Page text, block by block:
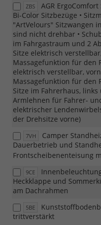
ZBS
AGR
Bi-Color Sitzbezüge •
"ArtVelours" Sitzwangen
sind nicht drehbar •
im Fahrgastraum und 2
Sitze elektrisch
Massagefunktion für den
elektrisch verstellbar,
Massagefunktion für den
Sitze im Fahrerhaus,
Armlehnen für Fahrer-
elektrischer
der Drehsitze vorne)
7VH
Camper
Dauerbetrieb und
Frontscheibenenteisung
9CE
Heckklappe und
am Dachrahmen
5BE
trittverstärkt